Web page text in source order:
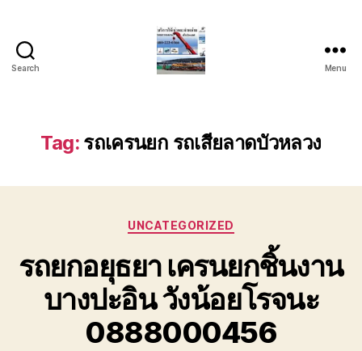
Search
รถ
เครน
เฮี๊ยบ
สไลด์
เครื่องจักร
โทร
0818900005
Menu
Tag: รถเครนยก รถเสียลาดบัวหลวง
Categories
UNCATEGORIZED
รถยกอยุธยา เครนยกชิ้นงาน
บางปะอิน วังน้อยโรจนะ
0888000456